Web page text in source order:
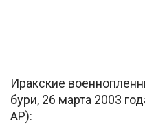
Иракские
бури, 26 марта 2003
AP):